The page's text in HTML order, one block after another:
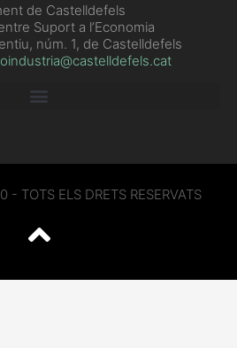
de Castelldefels
Suport a l’Economia
núm. 1, de Castelldefels
- TOTS ELS DRETS RESERVATS